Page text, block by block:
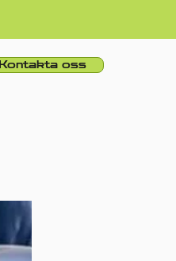
Kontakta oss